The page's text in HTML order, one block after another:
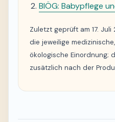
BIÖG: Babypflege
Zuletzt geprüft am 17.
die jeweilige
ökologische Einordnung;
zusätzlich nach der